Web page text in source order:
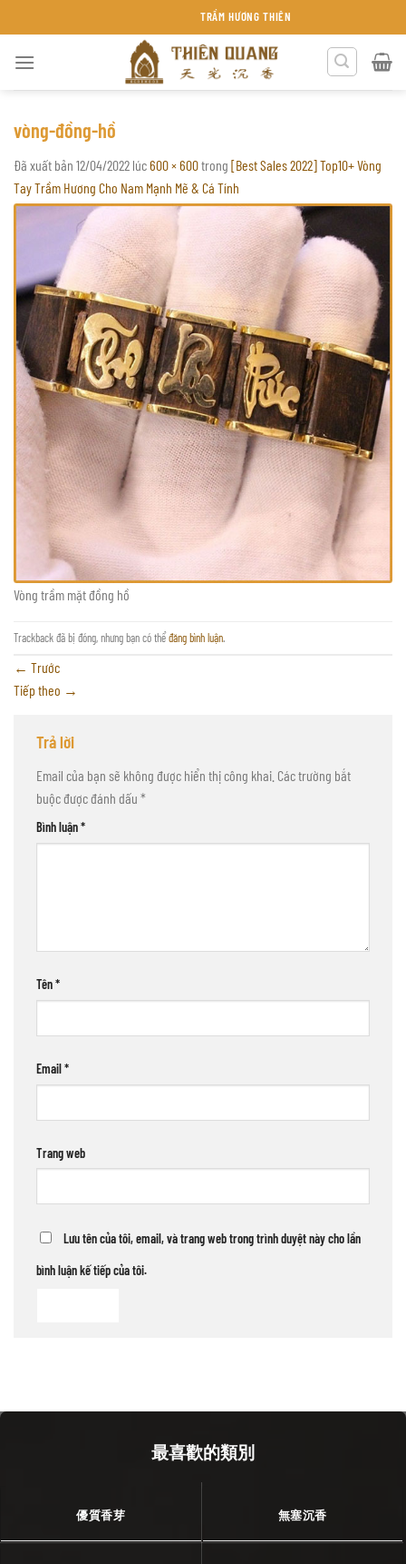
đến
TRẦM HƯƠNG THIÊN QUANG KHÁNH HÒA
vòng-đồng-hồ
Đã xuất bản 12/04/2022 lúc600 × 600trong [Best Sales 2022] Top10+ Vòng
Tay Trầm Hương Cho Nam Mạnh Mẽ & Cá Tính
Vòng trầm mặt đồng hồ
Trackback đã bị đóng, nhưng bạn có thểđăng bình luận.
← Trước
Tiếp theo →
Trả lời
Email của bạn sẽ không được hiển thị công khai. Các trường bắt
buộc được đánh dấu *
Bình luận*
Tên*
Email*
Trang web
Lưu tên của tôi, email, và trang web trong trình duyệt này cho lần
bình luận kế tiếp của tôi.
最喜歡的類別
優質香芽 無塞沉香